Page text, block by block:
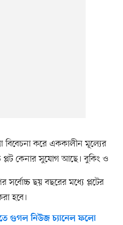
বিবেচনা করে এককালীন মূল্যের
প্লট কেনার সুযোগ আছে। বুকিং ও
সর্বোচ্চ ছয় বছরের মধ্যে প্লটের
হবে।
গুগল নিউজ চ্যানেল ফলো